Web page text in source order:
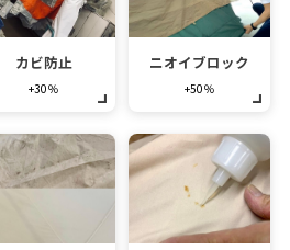
カビ防止
+30％
ニオイブロック
+50％